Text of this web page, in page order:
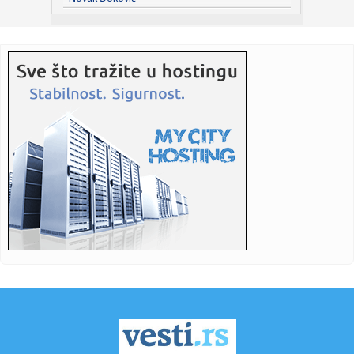
23:27: Hitno se oglasili Rusi: "Provokacija!"
23:25:
Šumar...
23:24:Ako ste planirali da kupite polovan automobil u Nemačkoj,
pogled...
23:22:KAKVA PORUKA PRED NASTAVAK SEZONE: Srbija nadigrala
Rusiju posle ...
23:21:Nestao nakit vrijedan 10.000 evra: Snimak otkrio krajnje
neobičn...
Španija od subote uvodi kontrole za putnike iz Italije: Evo